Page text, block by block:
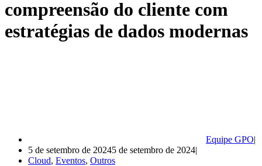
compreensão do cliente com
estratégias de dados modernas
Equipe GPO
5 de setembro de 20245 de setembro de 2024
Cloud, Eventos, Outros